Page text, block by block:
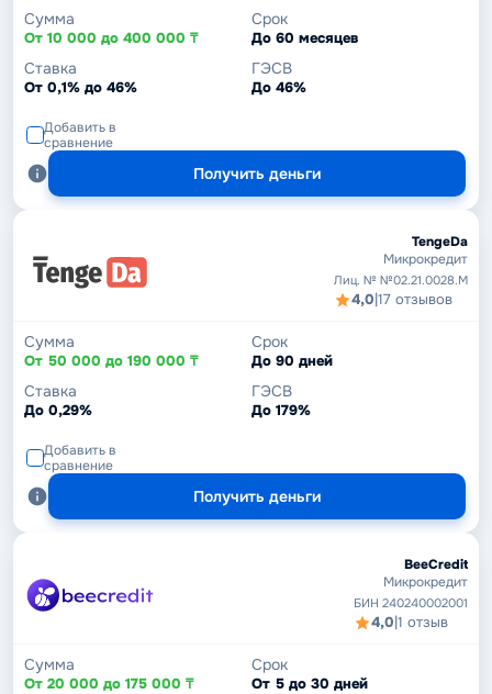
Сумма
От 10 000 до 400 000 ₸
Срок
До 60 месяцев
Ставка
От 0,1% до 46%
ГЭСВ
До 46%
Добавить в
сравнение
Получить деньги
TengeDa
Микрокредит
Лиц. № №02.21.0028.M
4,0|17 отзывов
Сумма
От 50 000 до 190 000 ₸
Срок
До 90 дней
Ставка
До 0,29%
ГЭСВ
До 179%
Добавить в
сравнение
Получить деньги
BeeCredit
Микрокредит
БИН 240240002001
4,0|1 отзыв
Сумма
От 20 000 до 175 000 ₸
Срок
От 5 до 30 дней